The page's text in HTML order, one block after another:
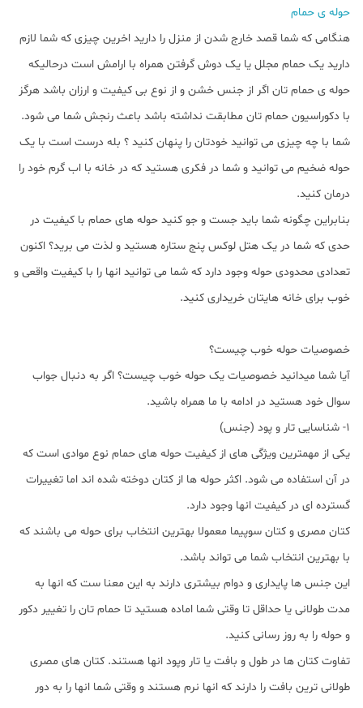
حوله ی حمام
هنگامی که شما قصد خارج شدن از منزل را دارید اخرین چیزی که شما لازم
دارید یک حمام مجلل یا یک دوش گرفتن همراه با ارامش است درحالیکه
حوله ی حمام تان اگر از جنس خشن و از نوع بی کیفیت و ارزان باشد هرگز
با دکوراسیون حمام تان مطابقت نداشته باشد باعث رنجش شما می شود.
شما با چه چیزی می توانید خودتان را پنهان کنید ؟ بله درست است با یک
حوله ضخیم می توانید و شما در فکری هستید که در خانه با اب گرم خود را
درمان کنید.
بنابراین چگونه شما باید جست و جو کنید حوله های حمام با کیفیت در
حدی که شما در یک هتل لوکس پنج ستاره هستید و لذت می برید؟ اکنون
تعدادی محدودی حوله وجود دارد که شما می توانید انها را با کیفیت واقعی و
خوب برای خانه هایتان خریداری کنید.
خصوصیات حوله خوب چیست؟
آیا شما میدانید خصوصیات یک حوله خوب چیست؟ اگر به دنبال جواب
سوال خود هستید در ادامه با ما همراه باشید.
1- شناسایی تار و پود (جنس)
یکی از مهمترین ویژگی های از کیفیت حوله های حمام نوع موادی است که
در آن استفاده می شود. اکثر حوله ها از کتان دوخته شده اند اما تغییرات
گسترده ای در کیفیت انها وجود دارد.
کتان مصری و کتان سوپیما معمولا بهترین انتخاب برای حوله می باشند که
با بهترین انتخاب شما می تواند باشد.
این جنس ها پایداری و دوام بیشتری دارند به این معنا ست که انها به
مدت طولانی یا حداقل تا وقتی شما اماده هستید تا حمام تان را تغییر دکور
و حوله را به روز رسانی کنید.
تفاوت کتان ها در طول و بافت یا تار وپود انها هستند. کتان های مصری
طولانی ترین بافت را دارند که انها نرم هستند و وقتی شما انها را به دور